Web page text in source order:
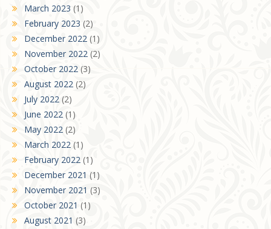
March 2023 (1)
February 2023 (2)
December 2022 (1)
November 2022 (2)
October 2022 (3)
August 2022 (2)
July 2022 (2)
June 2022 (1)
May 2022 (2)
March 2022 (1)
February 2022 (1)
December 2021 (1)
November 2021 (3)
October 2021 (1)
August 2021 (3)